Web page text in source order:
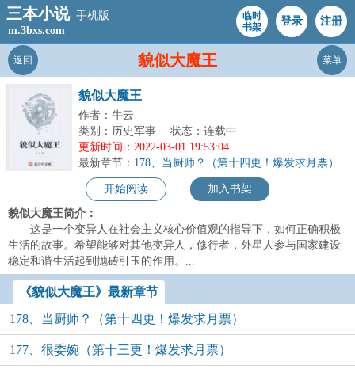
三本小说 手机版
m.3bxs.com
临时
书架
登录 注册
貌似大魔王
返回 菜单
貌似大魔王
作者：牛云
类别：历史军事
状态：连载中
更新时间：2022-03-01 19:53:04
最新章节： 178、当厨师？（第十四更！爆发求月票）
开始阅读 加入书架
貌似大魔王简介：
这是一个变异人在社会主义核心价值观的指导下，如何正确积极
生活的故事。希望能够对其他变异人，修行者，外星人参与国家建设
稳定和谐生活起到抛砖引玉的作用。...
《貌似大魔王》最新章节
178、当厨师？（第十四更！爆发求月票）
177、很委婉（第十三更！爆发求月票）